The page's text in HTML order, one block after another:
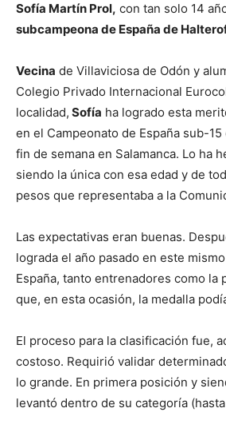
Sofía Martín Prol, con tan solo 14
subcampeona de España de
Vecina de Villaviciosa de Odón y
Colegio Privado Internacional
localidad, Sofía ha logrado esta
en el Campeonato de España sub-
fin de semana en Salamanca. Lo ha
siendo la única con esa edad y de
pesos que representaba a la
Las expectativas eran buenas.
lograda el año pasado en este
España, tanto entrenadores como la
que, en esta ocasión, la medalla
El proceso para la clasificación fue,
costoso. Requirió validar
lo grande. En primera posición y
levantó dentro de su categoría